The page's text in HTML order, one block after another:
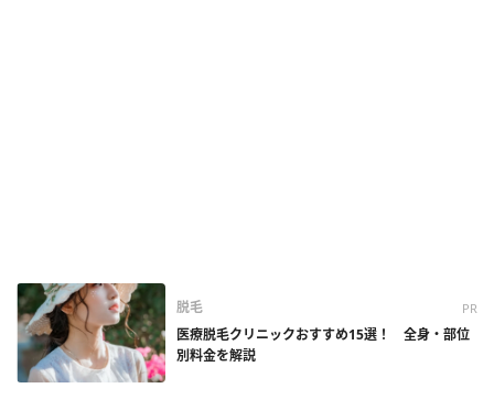
脱毛 PR
医療脱毛クリニックおすすめ15選！ 全身・部位
別料金を解説